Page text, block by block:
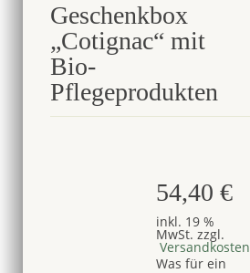
Geschenkbox
„Cotignac“ mit
Bio-
Pflegeprodukten
54,40€
inkl. 19 %
MwSt. zzgl.
Versandkosten
Was für ein